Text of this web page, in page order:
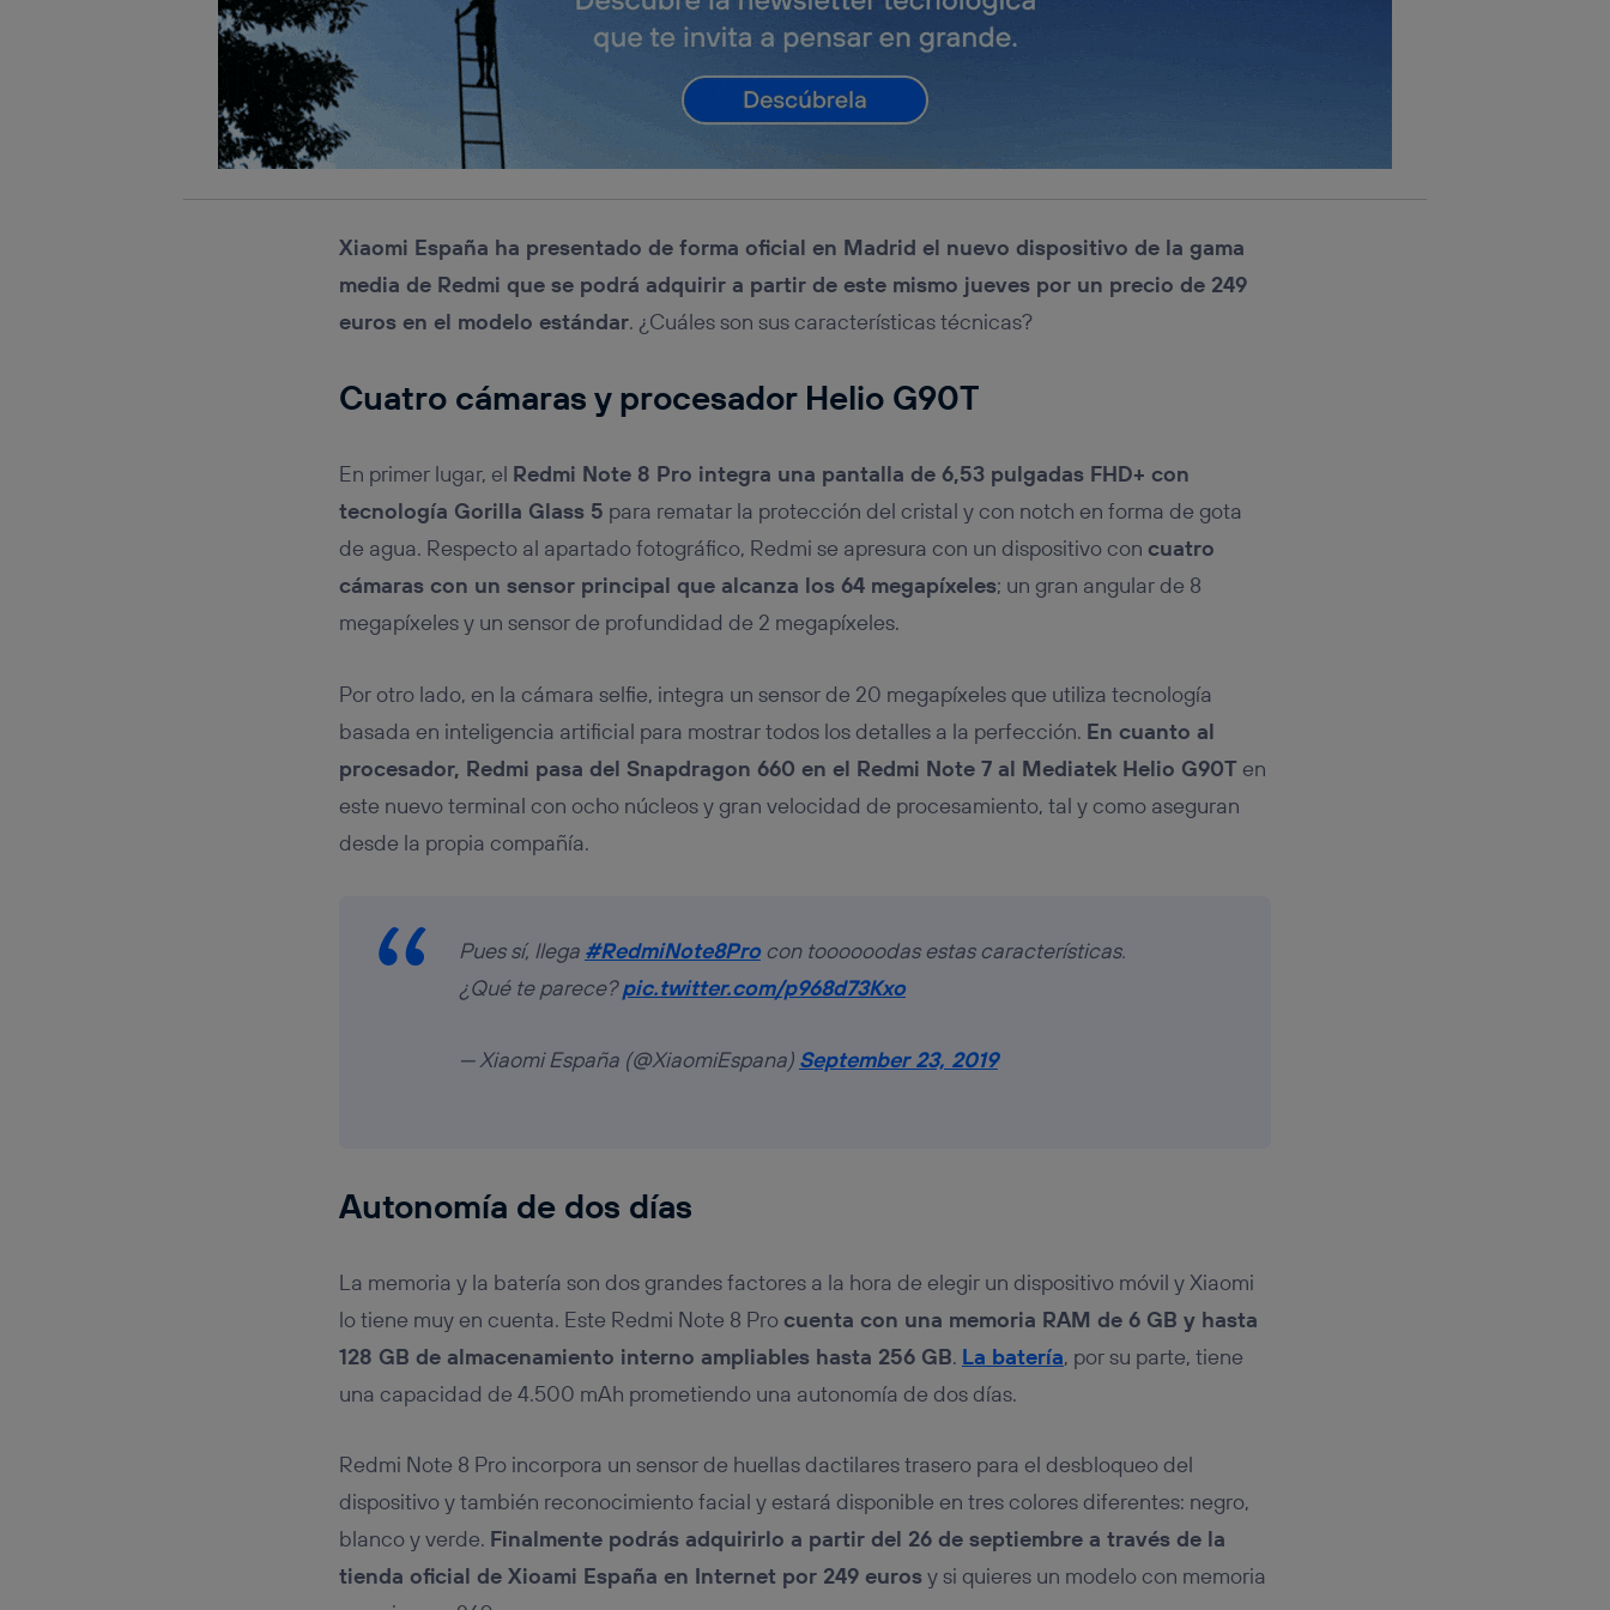
Xiaomi España ha presentado de forma oficial en Madrid el nuevo dispositivo de la gama
media de Redmi que se podrá adquirir a partir de este mismo jueves por un precio de 249
euros en el modelo estándar. ¿Cuáles son sus características técnicas?
Cuatro cámaras y procesador Helio G90T
En primer lugar, el Redmi Note 8 Pro integra una pantalla de 6,53 pulgadas FHD+ con
tecnología Gorilla Glass 5 para rematar la protección del cristal y con notch en forma de gota
de agua. Respecto al apartado fotográfico, Redmi se apresura con un dispositivo con cuatro
cámaras con un sensor principal que alcanza los 64 megapíxeles; un gran angular de 8
megapíxeles y un sensor de profundidad de 2 megapíxeles.
Por otro lado, en la cámara selfie, integra un sensor de 20 megapíxeles que utiliza tecnología
basada en inteligencia artificial para mostrar todos los detalles a la perfección. En cuanto al
procesador, Redmi pasa del Snapdragon 660 en el Redmi Note 7 al Mediatek Helio G90T en
este nuevo terminal con ocho núcleos y gran velocidad de procesamiento, tal y como aseguran
desde la propia compañía.
Pues sí, llega #RedmiNote8Procon toooooodas estas características.
¿Qué te parece?pic.twitter.com/p968d73Kxo
— Xiaomi España (@XiaomiEspana) September 23, 2019
Autonomía de dos días
La memoria y la batería son dos grandes factores a la hora de elegir un dispositivo móvil y Xiaomi
lo tiene muy en cuenta. Este Redmi Note 8 Procuenta con una memoria RAM de 6 GB y hasta
128 GB de almacenamiento interno ampliables hasta 256 GB. La batería, por su parte, tiene
una capacidad de 4.500 mAh prometiendo una autonomía de dos días.
Redmi Note 8 Pro incorpora un sensor de huellas dactilares trasero para el desbloqueo del
dispositivo y también reconocimiento facial y estará disponible en tres colores diferentes: negro,
blanco y verde. Finalmente podrás adquirirlo a partir del 26 de septiembre a través de la
tienda oficial de Xioami España en Internet por 249 eurosy si quieres un modelo con memoria